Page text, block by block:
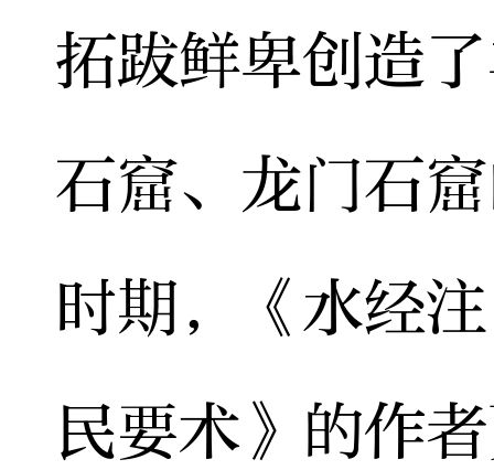
拓跋鲜卑创造
石窟、龙门石
时期，《水经
民要术》的作